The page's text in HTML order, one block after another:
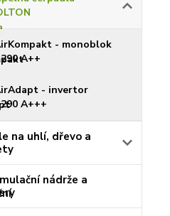
- monoblok
A++
- invertor
A+++
na uhlí, dřevo a
nádrže a